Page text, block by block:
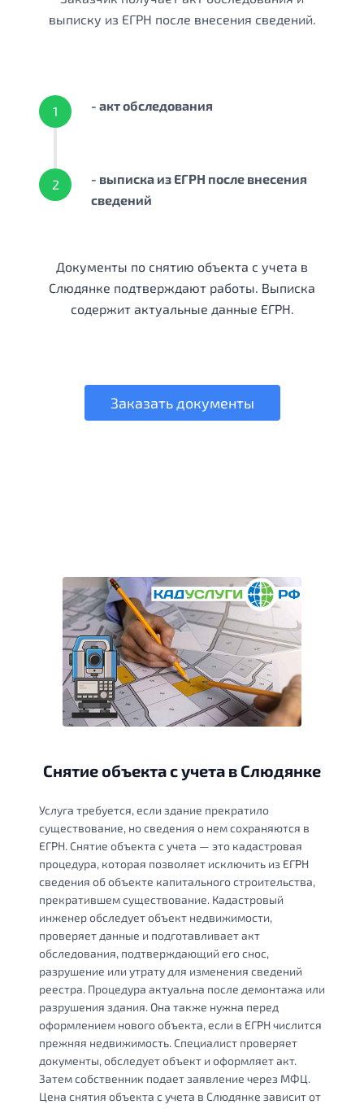
выписку из ЕГРН после внесения сведений.
1 - акт обследования
2
- выписка из ЕГРН после внесения
сведений
Документы по снятию объекта с учета в
Слюдянке подтверждают работы. Выписка
содержит актуальные данные ЕГРН.
Заказать документы
Снятие объекта с учета в Слюдянке
Услуга требуется, если здание прекратило
существование, но сведения о нем сохраняются в
ЕГРН. Снятие объекта с учета — это кадастровая
процедура, которая позволяет исключить из ЕГРН
сведения об объекте капитального строительства,
прекратившем существование. Кадастровый
инженер обследует объект недвижимости,
проверяет данные и подготавливает акт
обследования, подтверждающий его снос,
разрушение или утрату для изменения сведений
реестра. Процедура актуальна после демонтажа или
разрушения здания. Она также нужна перед
оформлением нового объекта, если в ЕГРН числится
прежняя недвижимость. Специалист проверяет
документы, обследует объект и оформляет акт.
Затем собственник подает заявление через МФЦ.
Цена снятия объекта с учета в Слюдянке зависит от